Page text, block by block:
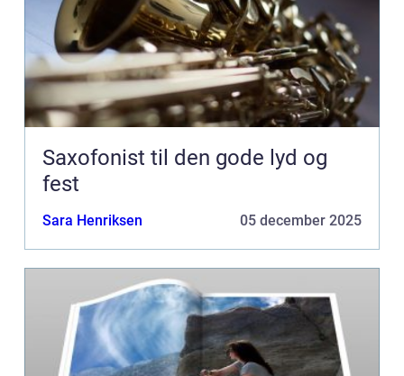
Saxofonist til den gode lyd og
fest
Sara Henriksen 05 december 2025